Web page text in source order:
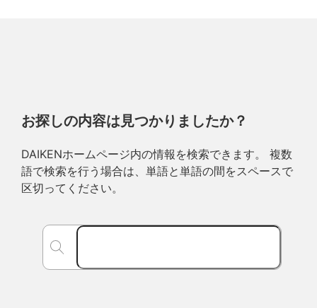
お探しの内容は見つかりましたか？
DAIKENホームページ内の情報を検索できます。 複数
語で検索を行う場合は、単語と単語の間をスペースで
区切ってください。